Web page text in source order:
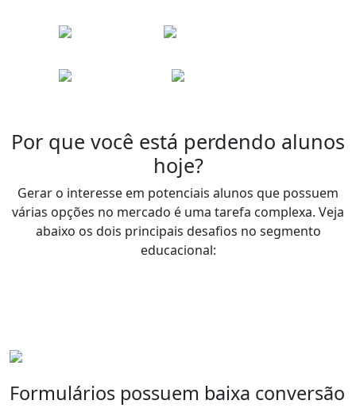
Por que você está perdendo alunos
hoje?
Gerar o interesse em potenciais alunos que possuem
várias opções no mercado é uma tarefa complexa. Veja
abaixo os dois principais desafios no segmento
educacional:
Formulários possuem baixa conversão